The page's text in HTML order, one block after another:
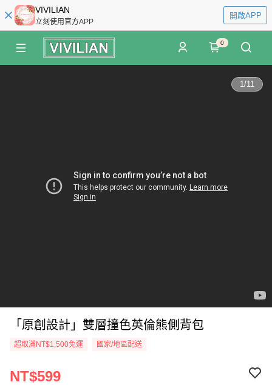
VIVILIAN
立刻使用官方APP
開啟APP
0
1/11
「原創設計」雙層撞色英倫熊側背包
超取滿NT$1,500免運 國家/地區配送
NT$599